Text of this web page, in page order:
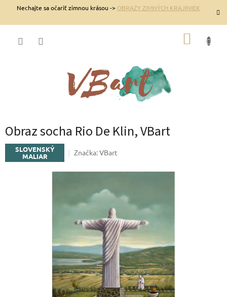
Prejsť
obsah
Nechajte sa očariť zimnou krásou -> OBRAZY ZIMNÝCH KRAJINIEK
Obraz socha Rio De Klin, VBart
SLOVENSKÝ
MALIAR
Značka:VBart